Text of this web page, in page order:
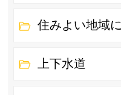
住みよい地域
上下水道